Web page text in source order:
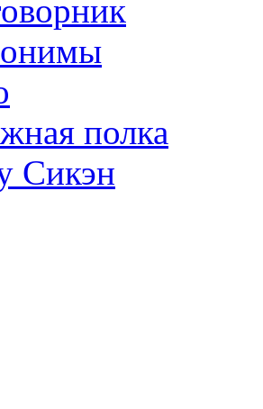
полка
Сикэн